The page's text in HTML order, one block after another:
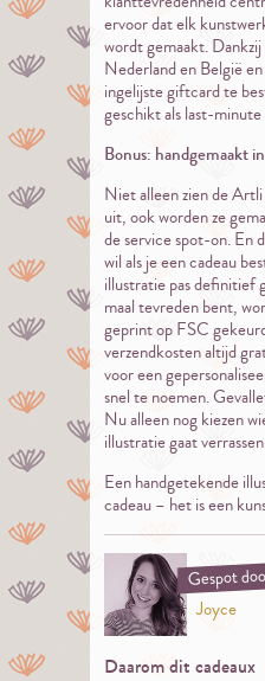
ervoor dat elk
wordt gemaakt.
Nederland en België
ingelijste giftcard te
geschikt als last-minute
Bonus: handgemaakt
Niet alleen zien de
uit, ook worden ze
de service spot-on. En
wil als je een cadeau
illustratie pas definitief
maal tevreden bent,
geprint op FSC
verzendkosten altijd
voor een
snel te noemen.
Nu alleen nog kiezen
illustratie gaat
Een handgetekende
cadeau – het is een
Gespot
Joyce
Daarom dit cadeaux